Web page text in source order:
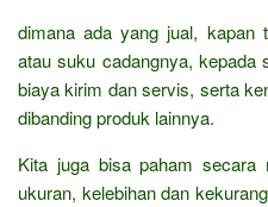
dimana ada yang jual, kapan
atau suku cadangnya, kepada
biaya kirim dan servis, serta
dibanding produk lainnya.
Kita juga bisa paham secara
ukuran, kelebihan dan